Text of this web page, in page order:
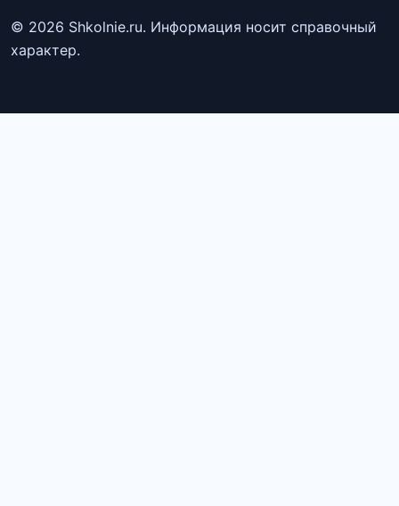
© 2026 Shkolnie.ru. Информация носит справочный
характер.